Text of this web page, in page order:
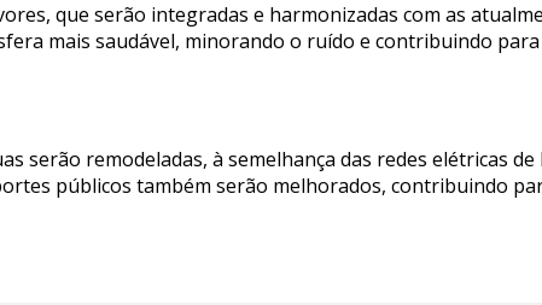
que serão integradas e harmonizadas com as
mais saudável, minorando o ruído e contribuindo para
serão remodeladas, à semelhança das redes elétricas de
públicos também serão melhorados, contribuindo